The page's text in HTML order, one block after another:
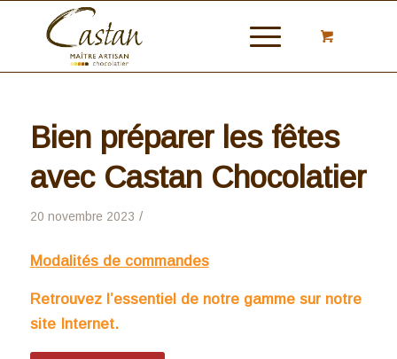
Bien préparer les fêtes
avec Castan Chocolatier
20 novembre 2023 /
Modalités de commandes
Retrouvez l’essentiel de notre gamme sur notre
site Internet.